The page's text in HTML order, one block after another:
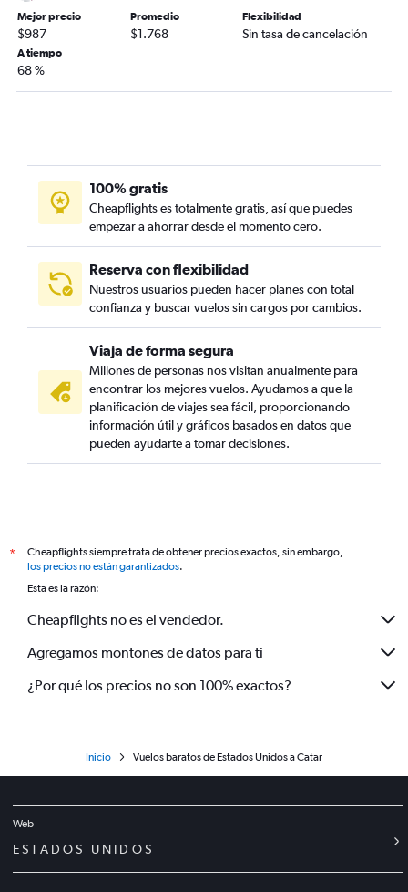
Mejor precio
$987
Promedio
$1.768
Flexibilidad
Sin tasa de cancelación
A tiempo
68 %
100% gratis
Cheapflights es totalmente gratis, así que puedes
empezar a ahorrar desde el momento cero.
Reserva con flexibilidad
Nuestros usuarios pueden hacer planes con total
confianza y buscar vuelos sin cargos por cambios.
Viaja de forma segura
Millones de personas nos visitan anualmente para
encontrar los mejores vuelos. Ayudamos a que la
planificación de viajes sea fácil, proporcionando
información útil y gráficos basados en datos que
pueden ayudarte a tomar decisiones.
*
Cheapflights siempre trata de obtener precios exactos, sin embargo,
los precios no están garantizados.
Esta es la razón:
Cheapflights no es el vendedor.
Agregamos montones de datos para ti
¿Por qué los precios no son 100% exactos?
Inicio Vuelos baratos de Estados Unidos a Catar
Web
ESTADOS UNIDOS